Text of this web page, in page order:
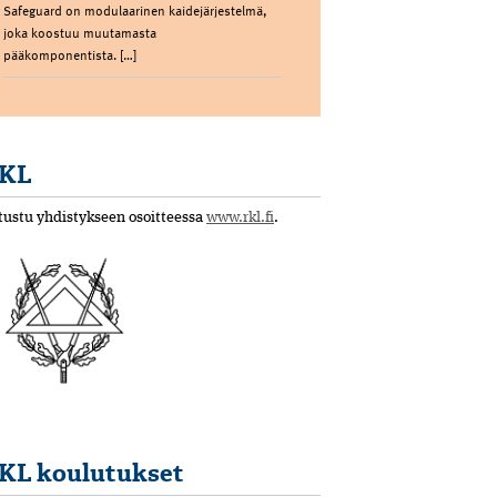
Safeguard on modulaarinen kaidejärjestelmä,
joka koostuu muutamasta
pääkomponentista. […]
yhdistykseen osoitteessa www.rkl.fi.
koulutukset